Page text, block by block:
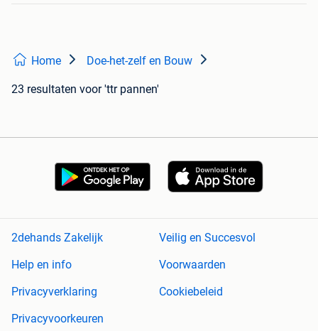
Home Doe-het-zelf en Bouw
23 resultaten voor 'ttr pannen'
2dehands Zakelijk
Veilig en Succesvol
Help en info
Voorwaarden
Privacyverklaring
Cookiebeleid
Privacyvoorkeuren